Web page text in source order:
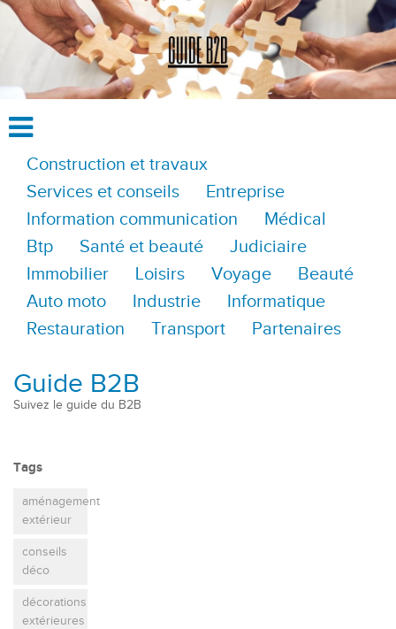
Construction et travaux
Services et conseils
Entreprise
Information communication
Médical
Btp
Santé et beauté
Judiciaire
Immobilier
Loisirs Voyage
Beauté
Auto moto
Industrie
Informatique
Restauration
Transport Partenaires
Guide B2B
Suivez le guide du B2B
Tags
aménagement
extérieur
conseils
déco
décorations
extérieures